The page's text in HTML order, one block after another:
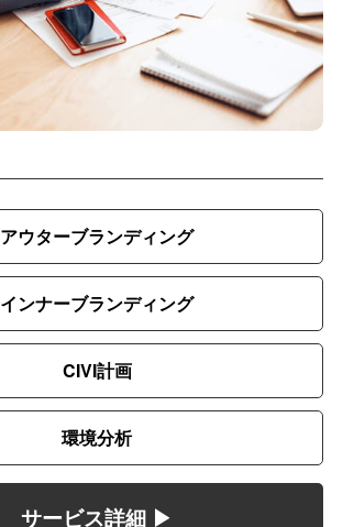
アウターブランディング
インナーブランディング
CIVI計画
環境分析
サービス詳細 ▶︎